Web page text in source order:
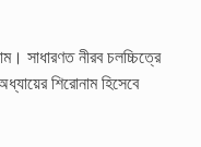
সাধারণত নীরব চলচ্চিত্রে
শিরোনাম হিসেবে